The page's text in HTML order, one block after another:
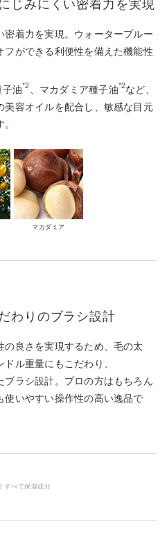
じみにくい密着力を実現
密着力を実現。ウォータープルー
フができる利便性を備えた機能性
子油*2 、マカダミア種子油*2など、
美容オイルを配合し、敏感な目元
マカダミア
わりのブラシ設計
の良さを実現するため、毛の太
ル重量にもこだわり、
ラシ設計。プロの方はもちろん
使いやすい操作性の高い逸品で
すべて保湿成分